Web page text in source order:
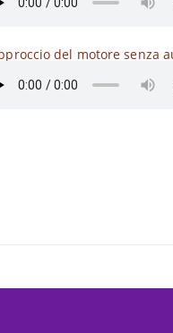
del motore senza